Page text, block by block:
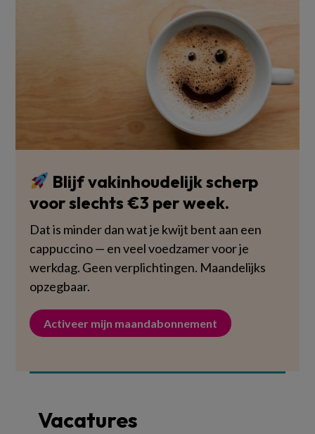
Blijf vakinhoudelijk scherp
voor slechts €3 per week.
Dat is minder dan wat je kwijt bent aan een
cappuccino — en veel voedzamer voor je
werkdag. Geen verplichtingen. Maandelijks
opzegbaar.
Activeer mijn maandabonnement
Vacatures